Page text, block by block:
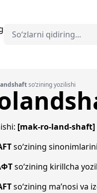
so‘zining yozilishi
[mak-ro-land-shaft]
so‘zining sinonimlarini
so‘zining kirillcha
so‘zining ma’nosi va